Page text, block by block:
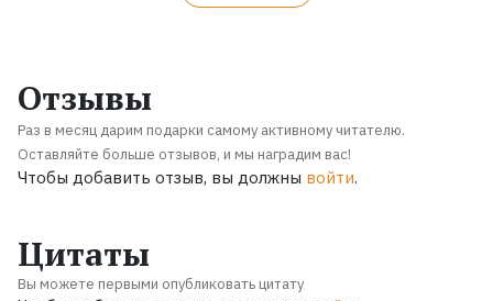
Отзывы
Раз в месяц дарим подарки самому активному читателю.
Оставляйте больше отзывов, и мы наградим вас!
Чтобы добавить отзыв, вы должны войти.
Цитаты
Вы можете первыми опубликовать цитату